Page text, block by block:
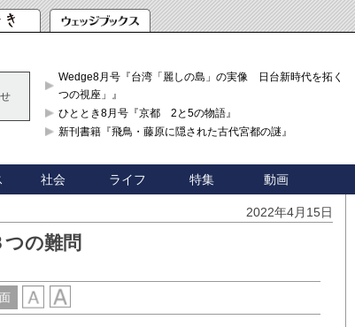
Wedge8月号『台湾「麗しの島」の実像 日台新時代を拓く「3
つの視座」』
ひととき8月号『京都 2と5の物語』
新刊書籍『飛鳥・藤原に隠された古代宮都の謎』
社会 ライフ 特集 動画
2022年4月15日
の難問